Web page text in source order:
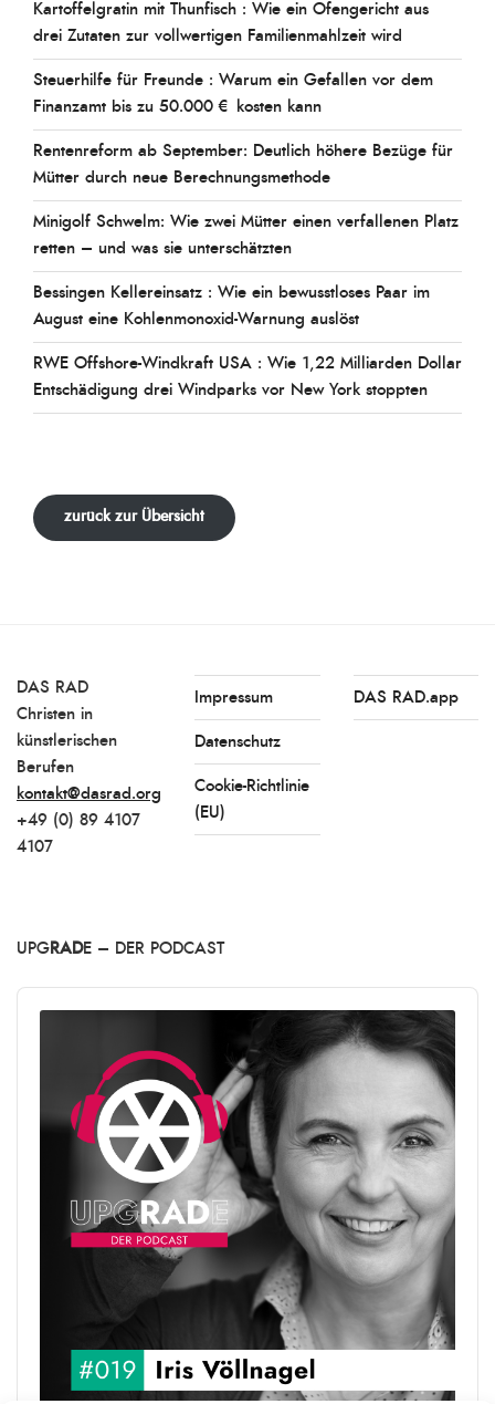
Kartoffelgratin mit Thunfisch : Wie ein Ofengericht aus
drei Zutaten zur vollwertigen Familienmahlzeit wird
Steuerhilfe für Freunde : Warum ein Gefallen vor dem
Finanzamt bis zu 50.000 € kosten kann
Rentenreform ab September: Deutlich höhere Bezüge für
Mütter durch neue Berechnungsmethode
Minigolf Schwelm: Wie zwei Mütter einen verfallenen Platz
retten – und was sie unterschätzten
Bessingen Kellereinsatz : Wie ein bewusstloses Paar im
August eine Kohlenmonoxid-Warnung auslöst
RWE Offshore-Windkraft USA : Wie 1,22 Milliarden Dollar
Entschädigung drei Windparks vor New York stoppten
zurück zur Übersicht
DAS RAD
Christen in
künstlerischen
Berufen
kontakt@dasrad.org
+49 (0) 89 4107
4107
Impressum
Datenschutz
Cookie-Richtlinie
(EU)
DAS RAD.app
UPG RADE – DER PODCAST
Audio